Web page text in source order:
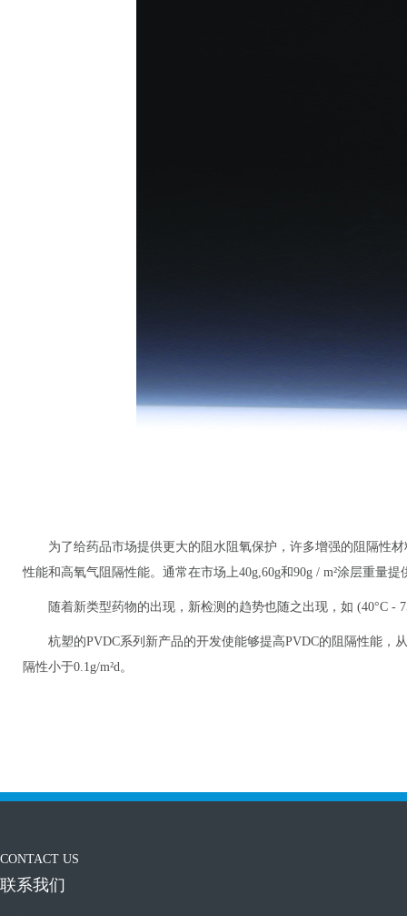
为了给药品市场提供更大的阻水阻氧保护，许多增强的阻隔性
性能和高氧气阻隔性能。通常在市场上40g,60g和90g / m²涂层重量提
随着新类型药物的出现，新检测的趋势也随之出现，如 (40°C -
杭塑的PVDC系列新产品的开发使能够提高PVDC的阻隔性能，
隔性小于0.1g/m²d。
CONTACT US
联系我们